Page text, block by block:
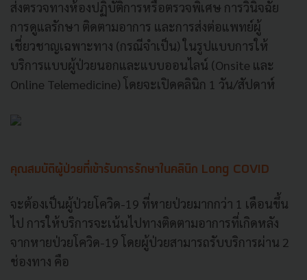
ส่งตรวจทางห้องปฏิบัติการหรือตรวจพิเศษ การวินิจฉัย
การดูแลรักษา ติดตามอาการ และการส่งต่อแพทย์ผู้
เชี่ยวชาญเฉพาะทาง (กรณีจำเป็น) ในรูปแบบการให้
บริการแบบผู้ป่วยนอกและแบบออนไลน์ (Onsite และ
Online Telemedicine) โดยจะเปิดคลินิก 1 วัน/สัปดาห์
คุณสมบัติผู้ป่วยที่เข้ารับการรักษาในคลินิก Long COVID
จะต้องเป็นผู้ป่วยโควิด-19 ที่หายป่วยมากกว่า 1 เดือนขึ้น
ไป การให้บริการจะเน้นไปทางติดตามอาการที่เกิดหลัง
จากหายป่วยโควิด-19 โดยผู้ป่วยสามารถรับบริการผ่าน 2
ช่องทาง คือ